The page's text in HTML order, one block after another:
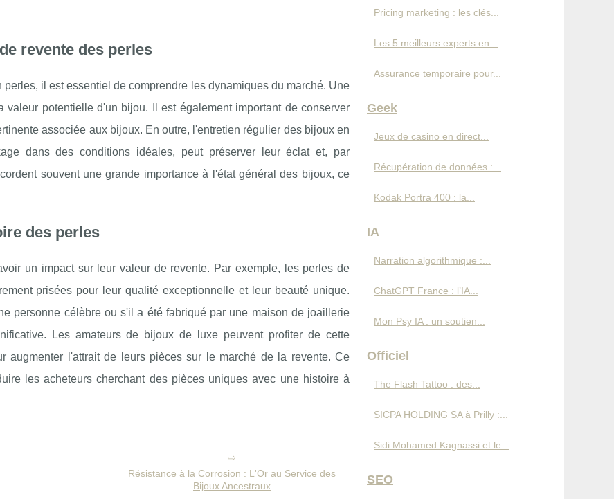
revente des perles
il est essentiel de comprendre les dynamiques du marché. Une
potentielle d'un bijou. Il est également important de conserver
associée aux bijoux. En outre, l'entretien régulier des bijoux en
dans des conditions idéales, peut préserver leur éclat et, par
souvent une grande importance à l'état général des bijoux, ce
des perles
un impact sur leur valeur de revente. Par exemple, les perles de
prisées pour leur qualité exceptionnelle et leur beauté unique.
personne célèbre ou s'il a été fabriqué par une maison de joaillerie
Les amateurs de bijoux de luxe peuvent profiter de cette
augmenter l'attrait de leurs pièces sur le marché de la revente. Ce
les acheteurs cherchant des pièces uniques avec une histoire à
Résistance à la Corrosion : L'Or au Service des
Bijoux Ancestraux
Pricing marketing : les clés...
Les 5 meilleurs experts en...
Assurance temporaire pour...
Geek
Jeux de casino en direct...
Récupération de données :...
Kodak Portra 400 : la...
IA
Narration algorithmique :...
ChatGPT France : l’IA...
Mon Psy IA : un soutien...
Officiel
The Flash Tattoo : des...
SICPA HOLDING SA à Prilly :...
Sidi Mohamed Kagnassi et le...
SEO